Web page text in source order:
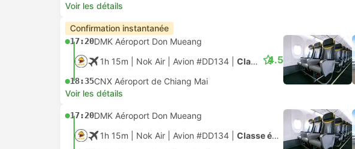
Voir les détails
Confirmation instantanée
17:20DMK Aéroport Don Mueang
1h 15m | Nok Air Avion #DD134 Classe économique
18:35CNX Aéroport de Chiang Mai
4.5
Voir les détails
17:20DMK Aéroport Don Mueang
1h 15m | Nok Air Avion #DD134 Classe économique